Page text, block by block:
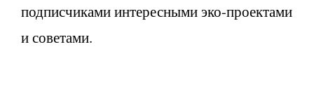
подписчиками интересными эко-проектами
и советами.